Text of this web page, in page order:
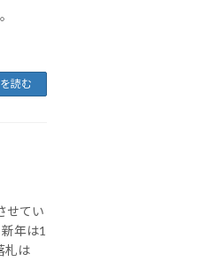
読む
せてい
年は1
札は